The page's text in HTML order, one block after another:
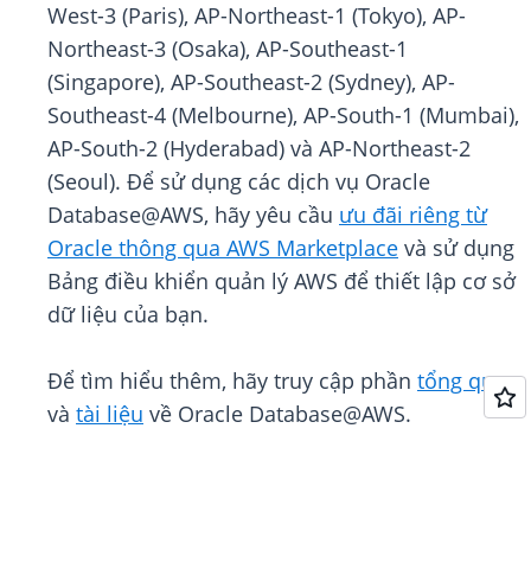
West-3 (Paris), AP-Northeast-1 (Tokyo), AP-
Northeast-3 (Osaka), AP-Southeast-1
(Singapore), AP-Southeast-2 (Sydney), AP-
Southeast-4 (Melbourne), AP-South-1 (Mumbai),
AP-South-2 (Hyderabad) và AP-Northeast-2
(Seoul). Để sử dụng các dịch vụ Oracle
Database@AWS, hãy yêu cầu ưu đãi riêng từ
Oracle thông qua AWS Marketplace và sử dụng
Bảng điều khiển quản lý AWS để thiết lập cơ sở
dữ liệu của bạn.
Để tìm hiểu thêm, hãy truy cập phần tổng quan
và tài liệu về Oracle Database@AWS.